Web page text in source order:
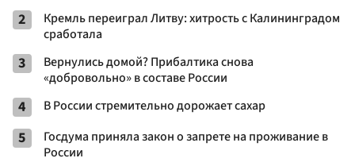
2
Кремль переиграл Литву: хитрость с Калининградом
сработала
3
Вернулись домой? Прибалтика снова
«добровольно» в составе России
4 В России стремительно дорожает сахар
5
Госдума приняла закон о запрете на проживание в
России